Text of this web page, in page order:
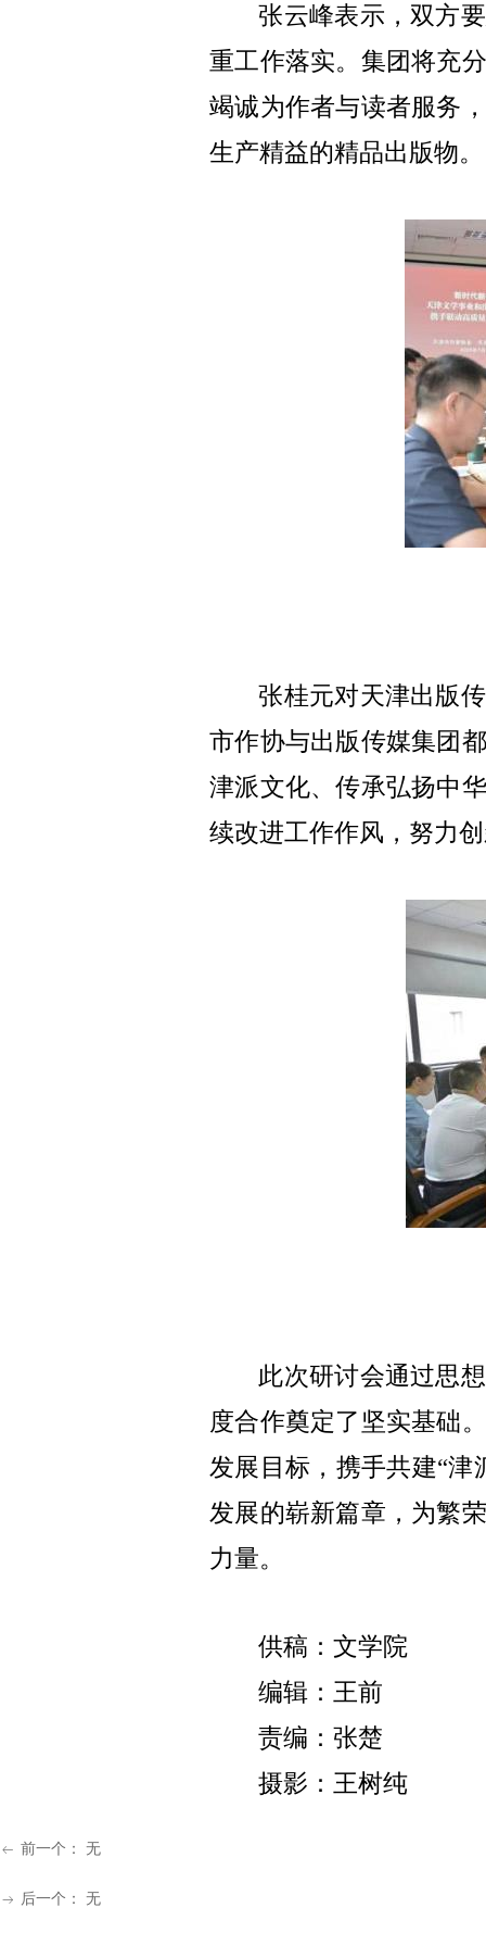
张云峰表示，双方
重工作落实。集团将充
竭诚为作者与读者服务
生产精益的精品出版物。
张桂元对天津出版
市作协与出版传媒集团
津派文化、传承弘扬中
续改进工作作风，努力
此次研讨会通过思
度合作奠定了坚实基础
发展目标，携手共建“
发展的崭新篇章，为繁
力量。
供稿：文学院
编辑：王前
责编：张楚
摄影：王树纯
ꂃ 前一个： 无
ꁹ 后一个： 无